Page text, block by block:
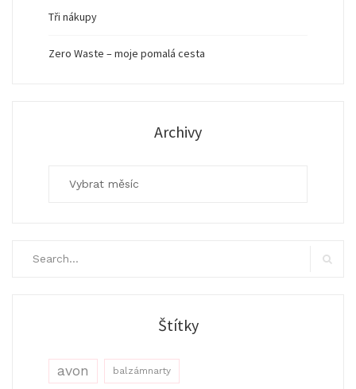
Tři nákupy
Zero Waste – moje pomalá cesta
Archivy
Štítky
avon balzámnarty